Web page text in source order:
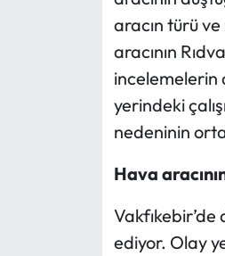
aracın türü
aracının
incelemelerin
yerindeki
nedeninin
Hava
ediyor. Olay